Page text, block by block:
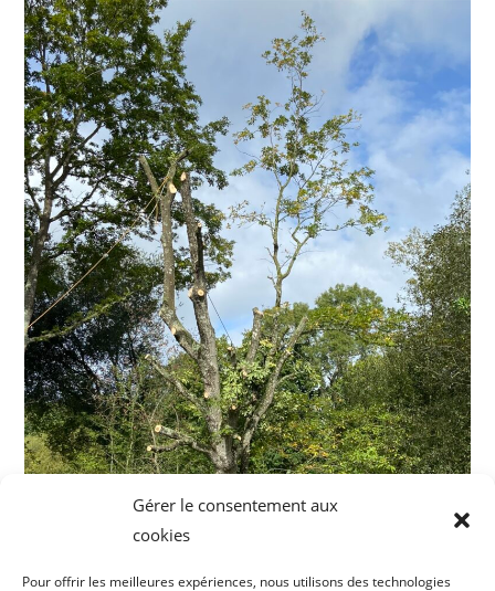
Gérer le consentement aux
cookies
Pour offrir les meilleures expériences, nous utilisons des technologies